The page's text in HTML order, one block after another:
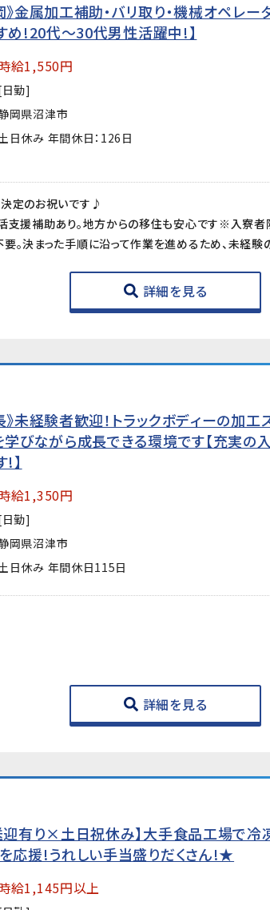
》金属加工補助・バリ取り・機械オペレ
め!20代～30代男性活躍中!】
給1,550円
勤]
岡県沼津市
日休み 年間休日：126日
定のお祝いです♪
支援補助あり。地方からの移住も安心です※入寮者
詳細を見る
未経験者歓迎！トラックボディーの加工
学びながら成長できる環境です【充実
】
給1,350円
勤]
岡県沼津市
日休み 年間休日115日
詳細を見る
迎有り×土日祝休み】大手食品工場で
応援!うれしい手当盛りだくさん!★
給1,145円以上